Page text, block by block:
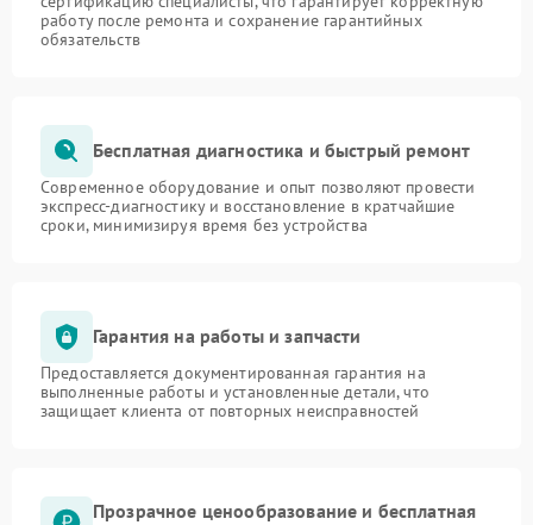
работу после ремонта и сохранение гарантийных
обязательств
Бесплатная диагностика и быстрый ремонт
Современное оборудование и опыт позволяют провести
экспресс-диагностику и восстановление в кратчайшие
сроки, минимизируя время без устройства
Гарантия на работы и запчасти
Предоставляется документированная гарантия на
выполненные работы и установленные детали, что
защищает клиента от повторных неисправностей
Прозрачное ценообразование и бесплатная